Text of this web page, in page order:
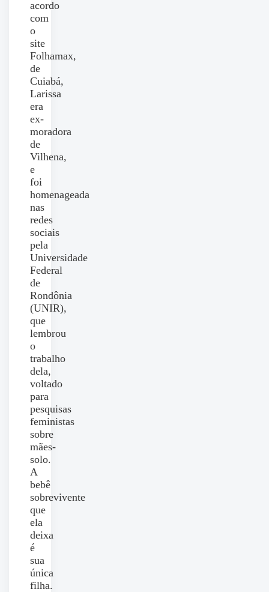
acordo
com
o
site
Folhamax,
de
Cuiabá,
Larissa
era
ex-
moradora
de
Vilhena,
e
foi
homenageada
nas
redes
sociais
pela
Universidade
Federal
de
Rondônia
(UNIR),
que
lembrou
o
trabalho
dela,
voltado
para
pesquisas
feministas
sobre
mães-
solo.
A
bebê
sobrevivente
que
ela
deixa
é
sua
única
filha.